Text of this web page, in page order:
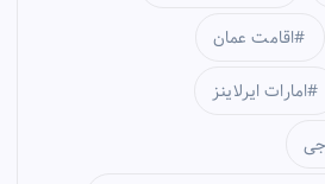
اقامت عمان
امارات ایرلاینز